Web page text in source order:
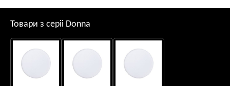
Товари з серii Donna